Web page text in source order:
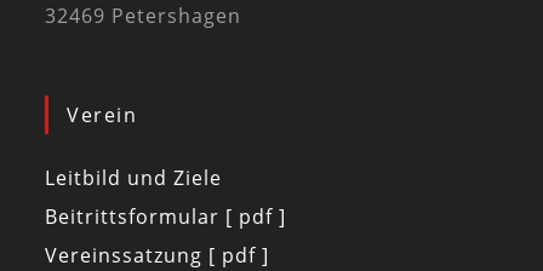
32469 Petershagen
Verein
Leitbild und Ziele
Beitrittsformular [ pdf ]
Vereinssatzung [ pdf ]